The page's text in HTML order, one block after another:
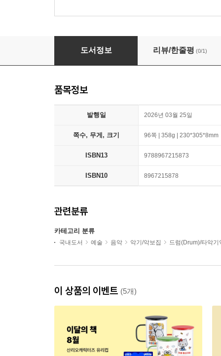
오명석의 얼렁뚱땅 드럼 교본
도서정보 리뷰/한줄평 (0/1)
품목정보
발행일 2026년 03월 25일
쪽수, 무게, 크기 96쪽 | 358g | 230*305*8mm
ISBN13 9788967215873
ISBN10 8967215878
관련분류
카테고리 분류
국내도서 예술 음악 악기/악보집 드럼(Drum)/타악기
이 상품의 이벤트 (5개)